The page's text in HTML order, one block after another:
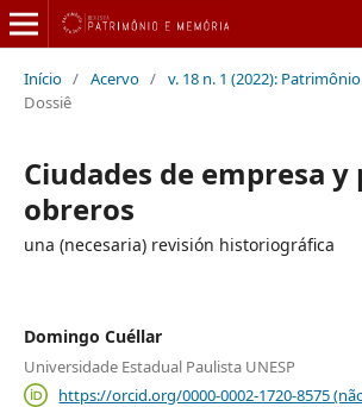
Início / Acervo / v. 18 n. 1 (2022):
Dossiê
Ciudades de empresa y
obreros
una (necesaria) revisión historiográfica
Domingo Cuéllar
Universidade Estadual Paulista UNESP
https://orcid.org/0000-0002-1720-8575